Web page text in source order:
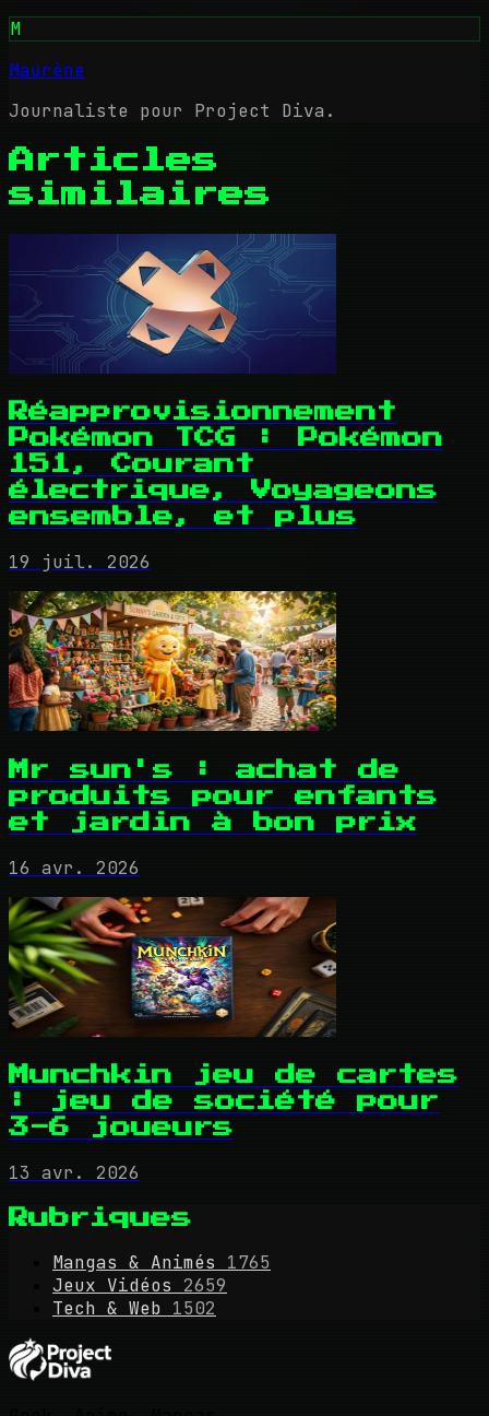
M
Maurène
Journaliste pour Project Diva.
Articles
similaires
Réapprovisionnement
Pokémon TCG : Pokémon
151, Courant
électrique, Voyageons
ensemble, et plus
19 juil. 2026
Mr sun's : achat de
produits pour enfants
et jardin à bon prix
16 avr. 2026
Munchkin jeu de cartes
: jeu de société pour
3-6 joueurs
13 avr. 2026
Rubriques
Mangas & Animés
1765
Jeux Vidéos
2659
Tech & Web 1502